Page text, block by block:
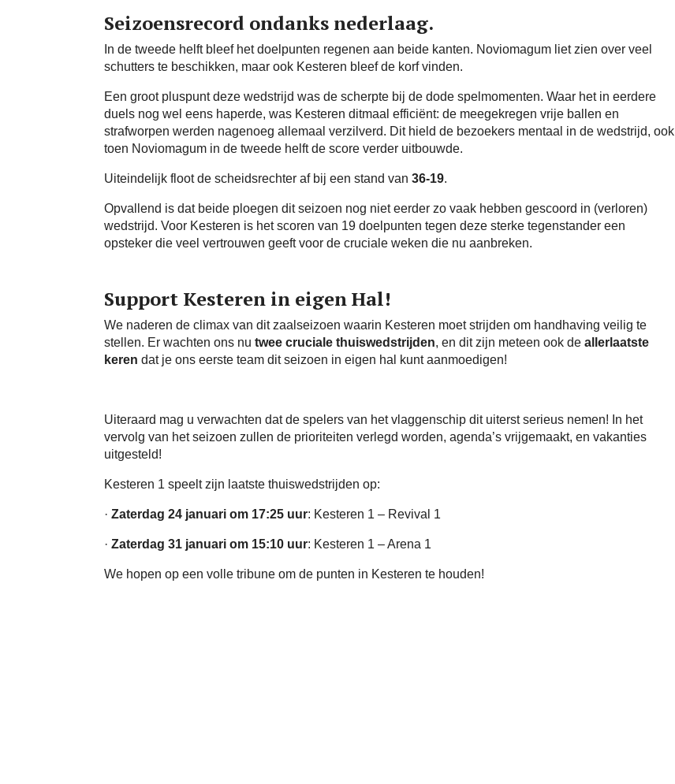
Seizoensrecord ondanks nederlaag.
In de tweede helft bleef het doelpunten regenen aan beide kanten. Noviomagum liet zien over veel
schutters te beschikken, maar ook Kesteren bleef de korf vinden.
Een groot pluspunt deze wedstrijd was de scherpte bij de dode spelmomenten. Waar het in eerdere
duels nog wel eens haperde, was Kesteren ditmaal efficiënt: de meegekregen vrije ballen en
strafworpen werden nagenoeg allemaal verzilverd. Dit hield de bezoekers mentaal in de wedstrijd, ook
toen Noviomagum in de tweede helft de score verder uitbouwde.
Uiteindelijk floot de scheidsrechter af bij een stand van 36-19.
Opvallend is dat beide ploegen dit seizoen nog niet eerder zo vaak hebben gescoord in (verloren)
wedstrijd. Voor Kesteren is het scoren van 19 doelpunten tegen deze sterke tegenstander een
opsteker die veel vertrouwen geeft voor de cruciale weken die nu aanbreken.
Support Kesteren in eigen Hal!
We naderen de climax van dit zaalseizoen waarin Kesteren moet strijden om handhaving veilig te
stellen. Er wachten ons nu twee cruciale thuiswedstrijden, en dit zijn meteen ook de allerlaatste
keren dat je ons eerste team dit seizoen in eigen hal kunt aanmoedigen!
Uiteraard mag u verwachten dat de spelers van het vlaggenschip dit uiterst serieus nemen! In het
vervolg van het seizoen zullen de prioriteiten verlegd worden, agenda’s vrijgemaakt, en vakanties
uitgesteld!
Kesteren 1 speelt zijn laatste thuiswedstrijden op:
· Zaterdag 24 januari om 17:25 uur: Kesteren 1 – Revival 1
· Zaterdag 31 januari om 15:10 uur: Kesteren 1 – Arena 1
We hopen op een volle tribune om de punten in Kesteren te houden!